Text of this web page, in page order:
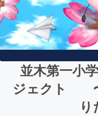
並木第一小
ジェクト 〜